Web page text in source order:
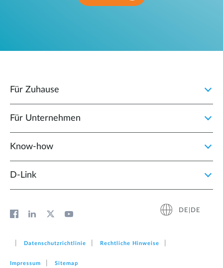
Für Zuhause
Für Unternehmen
Know-how
D‑Link
DE|DE
Datenschutzrichtlinie Rechtliche Hinweise
Impressum Sitemap